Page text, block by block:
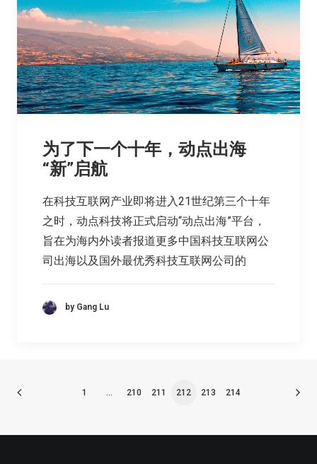
为了下一个十年，动点出海
“新”启航
在科技互联网产业即将进入21世纪第三个十年
之时，动点科技将正式启动“动点出海”平台，
旨在为海内外读者报道更多中国科技互联网公
司出海以及国外最优秀科技互联网公司的
by Gang Lu
1 … 210 211 212 213 214